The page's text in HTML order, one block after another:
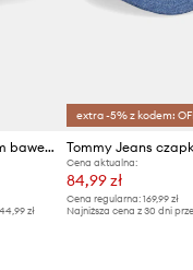
P.E Nation czapka z daszkiem bawełniana Heads Up
zł
extra -5% z kodem:
Cena aktualna:
84,99 zł
Cena regularna:169,99 zł
Najniższa cena z 30 dni